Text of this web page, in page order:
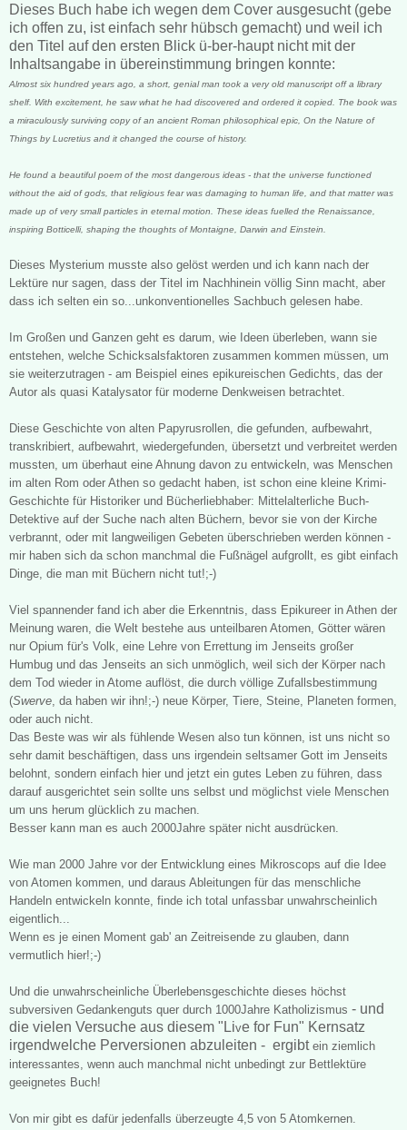
Dieses Buch habe ich wegen dem Cover ausgesucht (gebe
ich offen zu, ist einfach sehr hübsch gemacht) und weil ich
den Titel auf den ersten Blick ü-ber-haupt nicht mit der
Inhaltsangabe in übereinstimmung bringen konnte:
Almost six hundred years ago, a short, genial man took a very old manuscript off a library
shelf. With excitement, he saw what he had discovered and ordered it copied. The book was
a miraculously surviving copy of an ancient Roman philosophical epic, On the Nature of
Things by Lucretius and it changed the course of history.
He found a beautiful poem of the most dangerous ideas - that the universe functioned
without the aid of gods, that religious fear was damaging to human life, and that matter was
made up of very small particles in eternal motion. These ideas fuelled the Renaissance,
inspiring Botticelli, shaping the thoughts of Montaigne, Darwin and Einstein.
Dieses Mysterium musste also gelöst werden und ich kann nach der
Lektüre nur sagen, dass der Titel im Nachhinein völlig Sinn macht , aber
dass ich selten ein so...unkonventionelles Sachbuch gelesen habe.
Im Großen und Ganzen geht es darum, wie Ideen überleben, wann sie
entstehen, welche Schicksalsfaktoren zusammen kommen müssen, um
sie weiterzutragen - am Beispiel eines epikureischen Gedichts, das der
Autor als quasi Katalysator für moderne Denkweisen betrachtet.
Diese Geschichte von alten Papyrusrollen, die gefunden, aufbewahrt,
transkribiert, aufbewahrt, wiedergefunden, übersetzt und verbreitet werden
mussten, um überhaut eine Ahnung davon zu entwickeln, was Menschen
im alten Rom oder Athen so gedacht haben, ist schon eine kleine Krimi-
Geschichte für H istoriker und Bücherliebhaber: Mittelalterliche Buch-
Detektive auf der Suche nach alten Büchern, bevor sie von der Kirche
verbrannt, oder mit langweiligen Gebeten überschrieben werden können -
mir haben sich da schon manchmal die Fußnägel aufgrollt, es gibt einfach
Dinge, die man mit Büchern nicht tut!;-)
Viel spannender fand ich aber die Erkenntnis, dass Epikureer in Athen der
Meinung waren, die Welt bestehe aus unteilbaren Atomen, Götter wären
nur Opium für's Volk, eine Lehre von Errettung im Jenseits großer
Humbug und das Jenseits an sich unmöglich, weil sich der Körper nach
dem Tod wieder in Atome auflöst, die durch völlige Zufallsbestimmung
(Swerve , da haben wir ihn!;-) neue Körper, Tiere, Steine, Pl aneten formen,
oder auch nicht
Das Beste was wir als fühlende Wesen also tun können, ist uns nicht so
sehr damit beschäftigen, dass uns irgendein seltsamer Gott im Jenseits
belohnt, sondern einfach hier und jetzt ein gutes Leben zu führen, dass
darauf ausgerichtet sein sollte uns selbst und möglichst viele Menschen
um uns herum glücklich zu machen.
Besser kann man es auch 2000Jahre später nicht ausdrücken.
Wie man 2000 Jahre vor der Entwicklung eines Mikroscops auf die Idee
von Atomen kommen , und daraus Ableitungen für das menschliche
Handeln entwickeln konnte, finde ich total unfassbar unwahrscheinlich
eigentl ich...
Wenn es je einen Moment gab' an Zeitreisende zu g lauben, dann
vermutlich hier!;-)
Und die unwahrscheinliche Überlebensgeschichte dieses höchst
subversiven Gedankenguts quer durch 1000Jahre Katholizismus - und
die vielen Versuche aus diesem "Live for Fun" Kernsatz
irgendwelche Perversionen abzuleiten - ergibt ein ziemlich
interessantes, wenn auch manchmal nicht unbedingt zur Bettlektüre
geeignetes Buch!
Von mir gibt es dafür jedenfalls überzeugte 4,5 von 5 Atomkernen